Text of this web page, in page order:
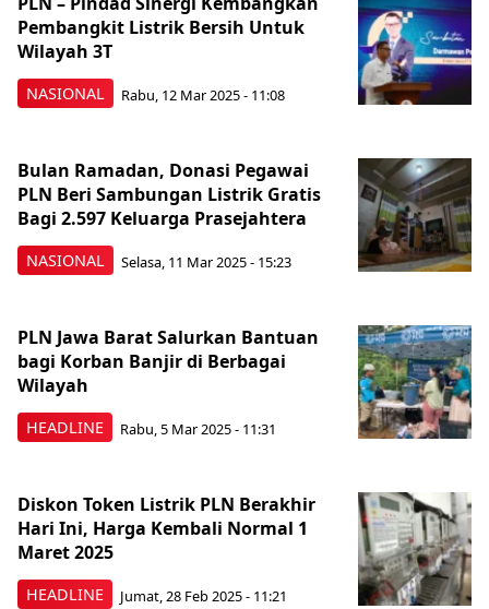
NASIONAL
Pembangkit Listrik Bersih Untuk
Wilayah 3T
Rabu, 12 Mar 2025 - 11:08
NASIONAL
Bulan Ramadan, Donasi Pegawai
PLN Beri Sambungan Listrik Gratis
Bagi 2.597 Keluarga Prasejahtera
Selasa, 11 Mar 2025 - 15:23
HEADLINE
PLN Jawa Barat Salurkan Bantuan
bagi Korban Banjir di Berbagai
Wilayah
Rabu, 5 Mar 2025 - 11:31
HEADLINE
Diskon Token Listrik PLN Berakhir
Hari Ini, Harga Kembali Normal 1
Maret 2025
Jumat, 28 Feb 2025 - 11:21